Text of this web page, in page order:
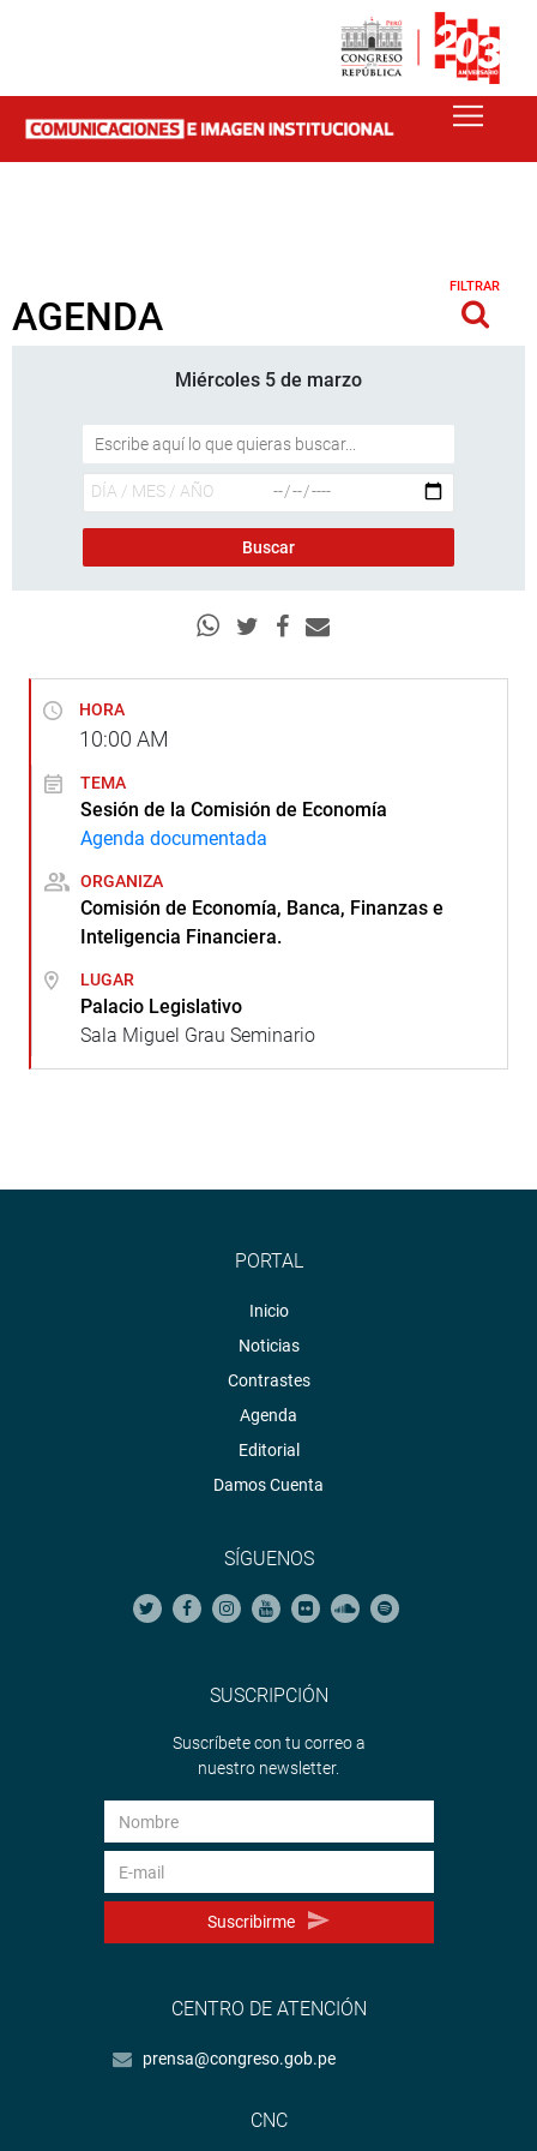
AGENDA
FILTRAR
Miércoles 5 de marzo
HORA
10:00 AM
TEMA
Sesión de la Comisión de Economía
Agenda documentada
ORGANIZA
Comisión de Economía, Banca, Finanzas e
Inteligencia Financiera.
LUGAR
Palacio Legislativo
Sala Miguel Grau Seminario
PORTAL
Inicio
Noticias
Contrastes
Agenda
Editorial
Damos Cuenta
SÍGUENOS
SUSCRIPCIÓN
Suscríbete con tu correo a
nuestro newsletter.
Suscribirme
CENTRO DE ATENCIÓN
prensa@congreso.gob.pe
CNC